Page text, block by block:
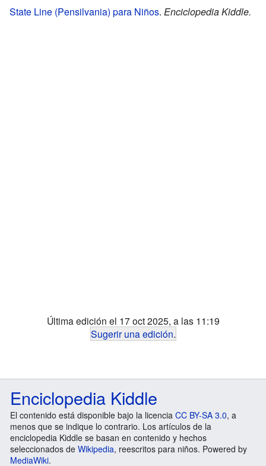
State Line (Pensilvania) para Niños. Enciclopedia Kiddle.
Última edición el 17 oct 2025, a las 11:19
Sugerir una edición.
Enciclopedia Kiddle
El contenido está disponible bajo la licencia CC BY-SA 3.0, a
menos que se indique lo contrario. Los artículos de la
enciclopedia Kiddle se basan en contenido y hechos
seleccionados de Wikipedia, reescritos para niños. Powered by
MediaWiki.